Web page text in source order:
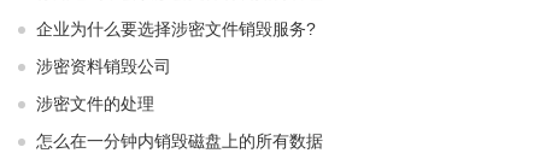
企业为什么要选择涉密文件销毁服务?
涉密资料销毁公司
涉密文件的处理
怎么在一分钟内销毁磁盘上的所有数据